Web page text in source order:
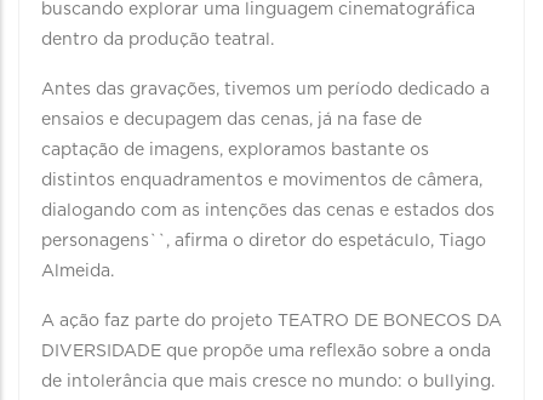
buscando explorar uma linguagem cinematográfica
dentro da produção teatral.
Antes das gravações, tivemos um período dedicado a
ensaios e decupagem das cenas, já na fase de
captação de imagens, exploramos bastante os
distintos enquadramentos e movimentos de câmera,
dialogando com as intenções das cenas e estados dos
personagens``, afirma o diretor do espetáculo, Tiago
Almeida.
A ação faz parte do projeto TEATRO DE BONECOS DA
DIVERSIDADE que propõe uma reflexão sobre a onda
de intolerância que mais cresce no mundo: o bullying.